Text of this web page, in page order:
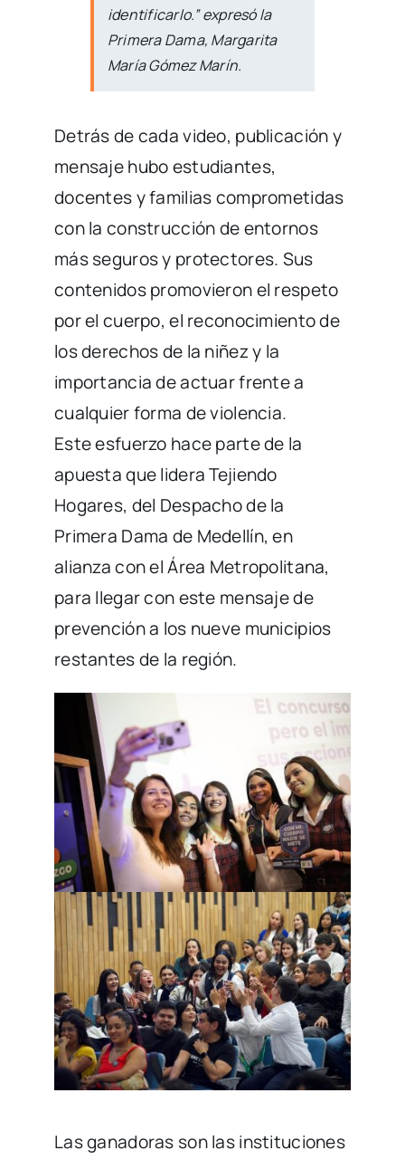
identificarlo.” expresó la
Primera Dama, Margarita
María Gómez Marín.
Detrás de cada video, publicación y
mensaje hubo estudiantes,
docentes y familias comprometidas
con la construcción de entornos
más seguros y protectores. Sus
contenidos promovieron el respeto
por el cuerpo, el reconocimiento de
los derechos de la niñez y la
importancia de actuar frente a
cualquier forma de violencia.
Este esfuerzo hace parte de la
apuesta que lidera Tejiendo
Hogares, del Despacho de la
Primera Dama de Medellín, en
alianza con el Área Metropolitana,
para llegar con este mensaje de
prevención a los nueve municipios
restantes de la región.
Las ganadoras son las instituciones